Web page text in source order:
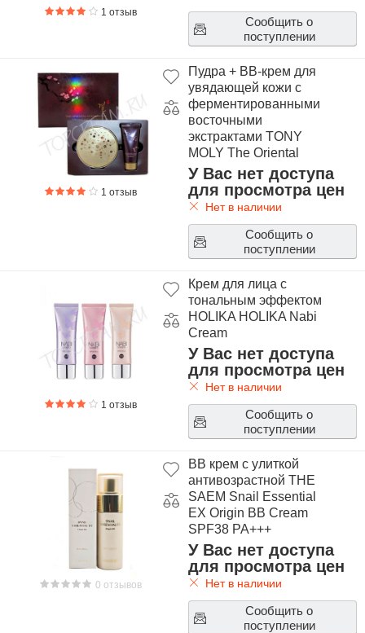
1 отзыв
Сообщить о
поступлении
1 отзыв
Пудра + BB-крем для
увядающей кожи с
ферментированными
восточными
экстрактами TONY
MOLY The Oriental
Gyeol Goun Two Way
Pact Set
У Вас нет доступа
для просмотра цен
Нет в наличии
Сообщить о
поступлении
1 отзыв
Крем для лица с
тональным эффектом
HOLIKA HOLIKA Nabi
Cream
У Вас нет доступа
для просмотра цен
Нет в наличии
Сообщить о
поступлении
0 отзывов
BB крем с улиткой
антивозрастной THE
SAEM Snail Essential
EX Origin BB Cream
SPF38 PA+++
У Вас нет доступа
для просмотра цен
Нет в наличии
Сообщить о
поступлении